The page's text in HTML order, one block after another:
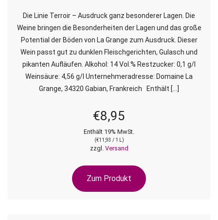
Die Linie Terroir – Ausdruck ganz besonderer Lagen. Die
Weine bringen die Besonderheiten der Lagen und das große
Potential der Böden von La Grange zum Ausdruck. Dieser
Wein passt gut zu dunklen Fleischgerichten, Gulasch und
pikanten Aufläufen. Alkohol: 14 Vol.% Restzucker: 0,1 g/l
Weinsäure: 4,56 g/l Unternehmeradresse: Domaine La
Grange, 34320 Gabian, Frankreich Enthält […]
€8,95
Enthält 19% MwSt.
(€11,93 / 1 L)
zzgl. Versand
Zum Produkt